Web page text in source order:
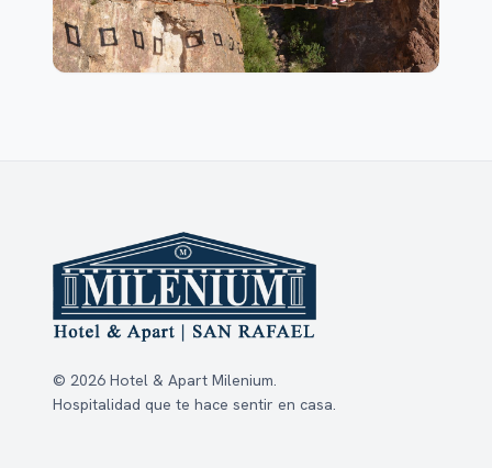
© 2026 Hotel & Apart Milenium.
Hospitalidad que te hace sentir en casa.